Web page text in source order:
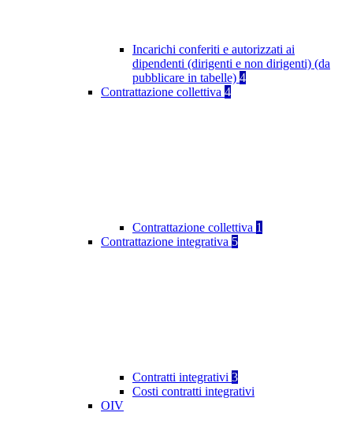
Incarichi conferiti e autorizzati ai
dipendenti (dirigenti e non dirigenti) (da
pubblicare in tabelle) 4
Contrattazione collettiva 4
Contrattazione collettiva 1
Contrattazione integrativa 5
Contratti integrativi 3
Costi contratti integrativi
OIV